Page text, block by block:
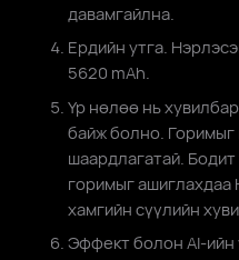
давамгайлна.
Ердийн утга.
5620⁠ mAh.
Үр нөлөө нь
байж болно. Горимыг
шаардлагатай.
горимыг ашиглахдаа
хамгийн сүүлийн
Эффект болон AI-ийн